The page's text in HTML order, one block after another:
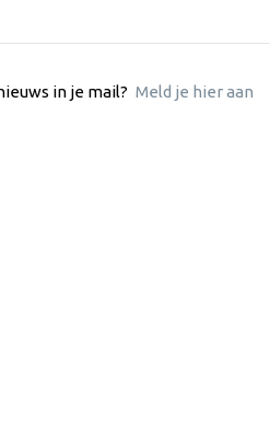
in je mail? Meld je hier aan